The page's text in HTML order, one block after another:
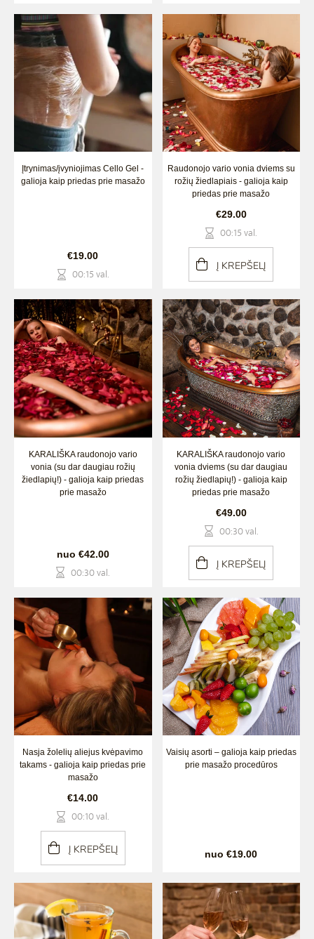
Įtrynimas/įvyniojimas Cello Gel -
galioja kaip priedas prie masažo
€19.00
00:15 val.
Raudonojo vario vonia dviems su
rožių žiedlapiais - galioja kaip
priedas prie masažo
€29.00
00:15 val.
Į KREPŠELĮ
KARALIŠKA raudonojo vario
vonia (su dar daugiau rožių
žiedlapių!) - galioja kaip priedas
prie masažo
nuo €42.00
00:30 val.
KARALIŠKA raudonojo vario
vonia dviems (su dar daugiau
rožių žiedlapių!) - galioja kaip
priedas prie masažo
€49.00
00:30 val.
Į KREPŠELĮ
Nasja žolelių aliejus kvėpavimo
takams - galioja kaip priedas prie
masažo
€14.00
00:10 val.
Į KREPŠELĮ
Vaisių asorti – galioja kaip priedas
prie masažo procedūros
nuo €19.00